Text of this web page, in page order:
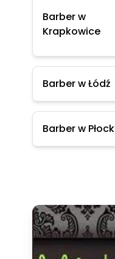
Barber w
Krapkowice
Barber w Łódź
Barber w Płock